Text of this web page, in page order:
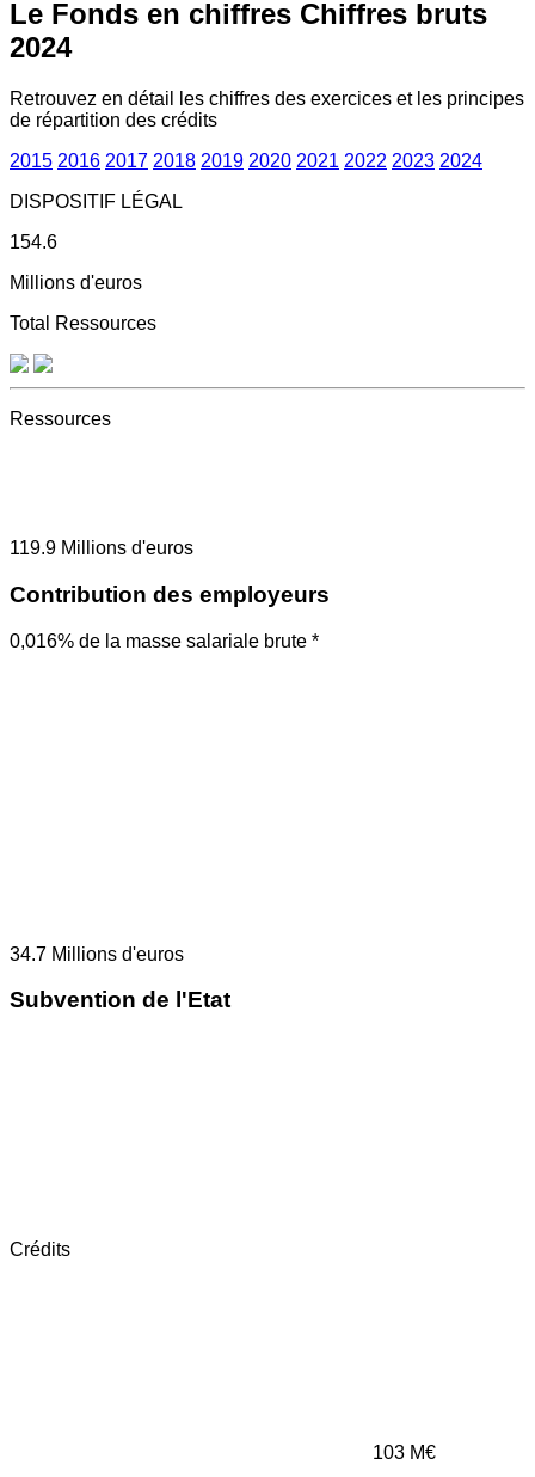
Le Fonds en chiffres Chiffres bruts
2024
Retrouvez en détail les chiffres des exercices et les principes
de répartition des crédits
2015 2016 2017 2018 2019 2020 2021 2022 2023 2024
DISPOSITIF LÉGAL
154.6
Millions d'euros
Total Ressources
Ressources
119.9 Millions d'euros
Contribution des employeurs
0,016% de la masse salariale brute *
34.7 Millions d'euros
Subvention de l'Etat
Crédits
103 M€